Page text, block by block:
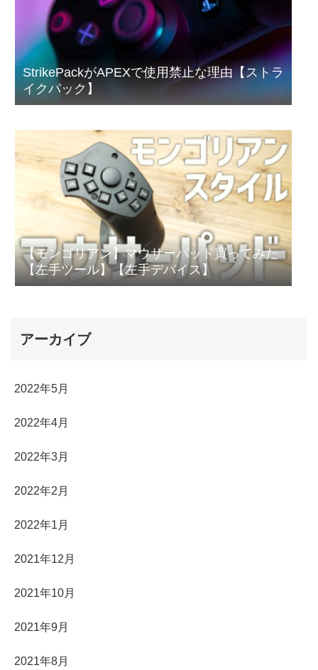
StrikePackがAPEXで使用禁止な理由【ストラ
イクパック】
【モンゴリアン】マウサーパッド買ってみた
【左手ツール】【左手デバイス】
アーカイブ
2022年5月
2022年4月
2022年3月
2022年2月
2022年1月
2021年12月
2021年10月
2021年9月
2021年8月